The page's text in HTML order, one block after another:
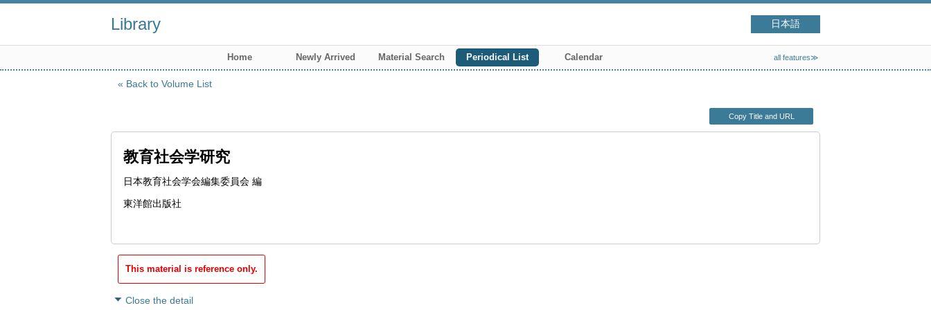
Library 日本語
Home Newly Arrived Material Search Periodical List Calendar all features≫
Back to Volume List
Copy Title and URL
教育社会学研究
日本教育社会学会編集委員会 編
東洋館出版社
This material is reference only.
Close the detail